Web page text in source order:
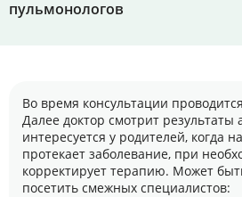
пульмонологов
Во время консультации
Далее доктор смотрит результаты
интересуется у родителей, когда
протекает заболевание, при
корректирует терапию. Может
посетить смежных специалистов: